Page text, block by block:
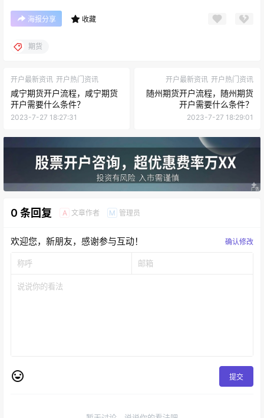
海报分享 收藏
期货
开户最新资讯 开户热门资讯
咸宁期货开户流程，咸宁期货
开户需要什么条件？
2023-7-27 18:27:31
开户最新资讯 开户热门资讯
随州期货开户流程，随州期货
开户需要什么条件？
2023-7-27 18:29:01
0 条回复 A 文章作者 M 管理员
欢迎您，新朋友，感谢参与互动！ 确认修改
提交